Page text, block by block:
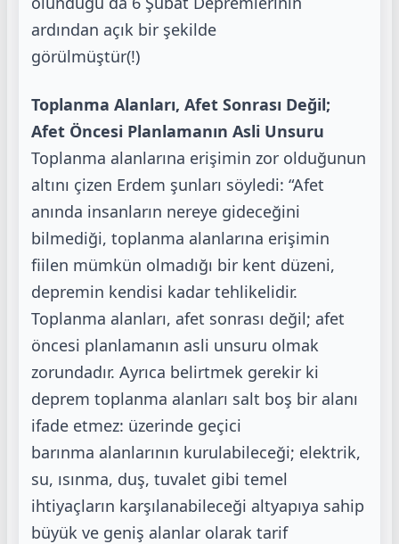
ardından açık bir şekilde
görülmüştür(!)
Toplanma Alanları, Afet Sonrası Değil;
Afet Öncesi Planlamanın Asli Unsuru
Toplanma alanlarına erişimin zor olduğunun
altını çizen Erdem şunları söyledi: “Afet
anında insanların nereye gideceğini
bilmediği, toplanma alanlarına erişimin
fiilen mümkün olmadığı bir kent düzeni,
depremin kendisi kadar tehlikelidir.
Toplanma alanları, afet sonrası değil; afet
öncesi planlamanın asli unsuru olmak
zorundadır. Ayrıca belirtmek gerekir ki
deprem toplanma alanları salt boş bir alanı
ifade etmez: üzerinde geçici
barınma alanlarının kurulabileceği; elektrik,
su, ısınma, duş, tuvalet gibi temel
ihtiyaçların karşılanabileceği altyapıya sahip
büyük ve geniş alanlar olarak tarif